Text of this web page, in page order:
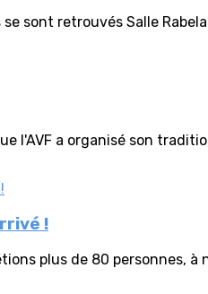
sont retrouvés Salle
l'AVF a organisé son
!
plus de 80 personnes, à